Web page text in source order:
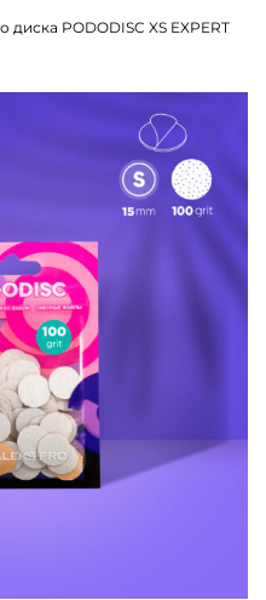
диска PODODISC XS EXPERT